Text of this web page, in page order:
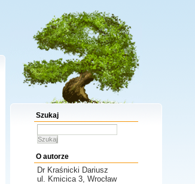
Szukaj
Szukaj
O autorze
Dr Kraśnicki Dariusz
ul. Kmicica 3, Wrocław